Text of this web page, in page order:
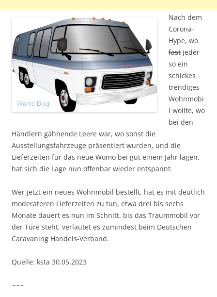
Nach dem
Corona-
Hype, wo
fast jeder
so ein
schickes
trendiges
Wohnmobi
l wollte, wo
bei den
Händlern gähnende Leere war, wo sonst die
Ausstellungsfahrzeuge präsentiert wurden, und die
Lieferzeiten für das neue Womo bei gut einem Jahr lagen,
hat sich die Lage nun offenbar wieder entspannt.
Wer jetzt ein neues Wohnmobil bestellt, hat es mit deutlich
moderateren Lieferzeiten zu tun, etwa drei bis sechs
Monate dauert es nun im Schnitt, bis das Traummobil vor
der Türe steht, verlautet es zumindest beim Deutschen
Caravaning Handels-Verband.
Quelle: ksta 30.05.2023
~~~